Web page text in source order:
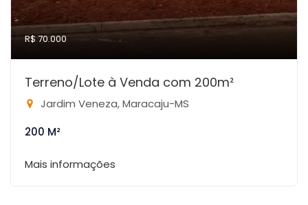
R$ 70.000
Terreno/Lote à Venda com 200m²
Jardim Veneza, Maracaju-MS
200 M²
Mais informações